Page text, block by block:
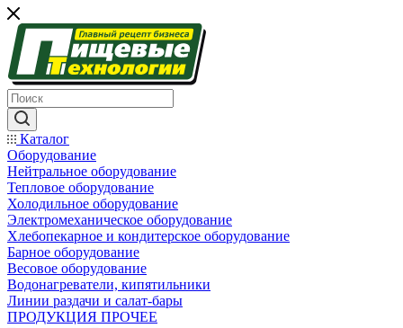
Каталог
Оборудование
Нейтральное оборудование
Тепловое оборудование
Холодильное оборудование
Электромеханическое оборудование
Хлебопекарное и кондитерское оборудование
Барное оборудование
Весовое оборудование
Водонагреватели, кипятильники
Линии раздачи и салат-бары
ПРОДУКЦИЯ ПРОЧЕЕ